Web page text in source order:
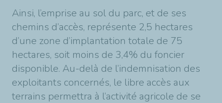
Ainsi, l’emprise au sol du parc, et de ses
chemins d’accès, représente 2,5 hectares
d’une zone d’implantation totale de 75
hectares, soit moins de 3,4% du foncier
disponible. Au-delà de l’indemnisation des
exploitants concernés, le libre accès aux
terrains permettra à l’activité agricole de se